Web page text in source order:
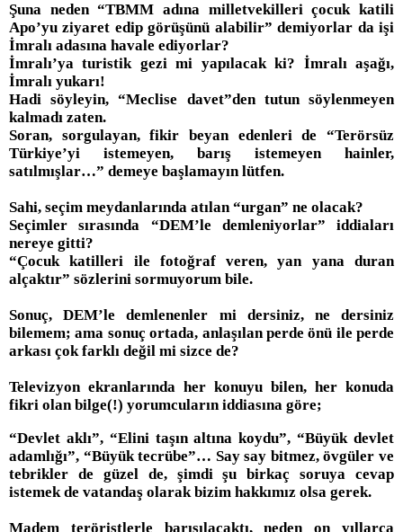
Şuna neden “TBMM adına milletvekilleri çocuk katili
Apo’yu ziyaret edip görüşünü alabilir” demiyorlar da işi
İmralı adasına havale ediyorlar?
İmralı’ya turistik gezi mi yapılacak ki? İmralı aşağı,
İmralı yukarı!
Hadi söyleyin, “Meclise davet”den tutun söylenmeyen
kalmadı zaten.
Soran, sorgulayan, fikir beyan edenleri de “Terörsüz
Türkiye’yi istemeyen, barış istemeyen hainler,
satılmışlar…” demeye başlamayın lütfen.
Sahi, seçim meydanlarında atılan “urgan” ne olacak?
Seçimler sırasında “DEM’le demleniyorlar” iddiaları
nereye gitti?
“Çocuk katilleri ile fotoğraf veren, yan yana duran
alçaktır” sözlerini sormuyorum bile.
Sonuç, DEM’le demlenenler mi dersiniz, ne dersiniz
bilemem; ama sonuç ortada, anlaşılan perde önü ile perde
arkası çok farklı değil mi sizce de?
Televizyon ekranlarında her konuyu bilen, her konuda
fikri olan bilge(!) yorumcuların iddiasına göre;
“Devlet aklı”, “Elini taşın altına koydu”, “Büyük devlet
adamlığı”, “Büyük tecrübe”… Say say bitmez, övgüler ve
tebrikler de güzel de, şimdi şu birkaç soruya cevap
istemek de vatandaş olarak bizim hakkımız olsa gerek.
Madem teröristlerle barışılacaktı, neden on yıllarca